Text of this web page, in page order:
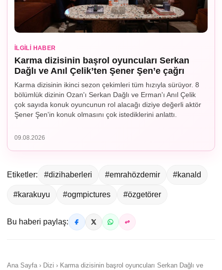
İLGILI HABER
Karma dizisinin başrol oyuncuları Serkan
Dağlı ve Anıl Çelik’ten Şener Şen’e çağrı
Karma dizisinin ikinci sezon çekimleri tüm hızıyla sürüyor. 8
bölümlük dizinin Ozan'ı Serkan Dağlı ve Erman'ı Anıl Çelik
çok sayıda konuk oyuncunun rol alacağı diziye değerli aktör
Şener Şen'in konuk olmasını çok istediklerini anlattı.
09.08.2026
Etiketler: #dizihaberleri #emrahözdemir #kanald
#karakuyu #ogmpictures #özgetörer
Bu haberi paylaş:
Ana Sayfa › Dizi › Karma dizisinin başrol oyuncuları Serkan Dağlı ve